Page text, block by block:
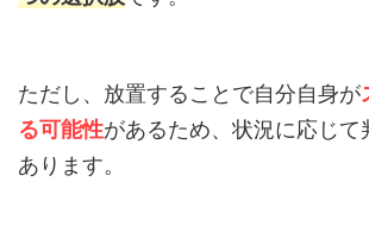
ただし、放置することで自分自身が
る可能性があるため、状況に応じて
あります。